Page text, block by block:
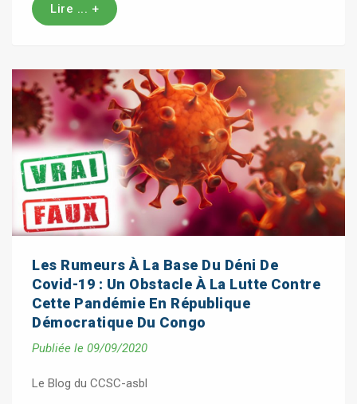
Lire ... +
Les Rumeurs À La Base Du Déni De
Covid-19 : Un Obstacle À La Lutte Contre
Cette Pandémie En République
Démocratique Du Congo
Publiée le 09/09/2020
Le Blog du CCSC-asbl